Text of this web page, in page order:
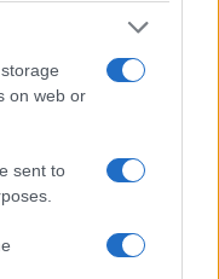
on web or
sent to